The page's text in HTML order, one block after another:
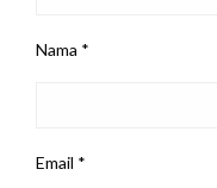
Nama *
Email *